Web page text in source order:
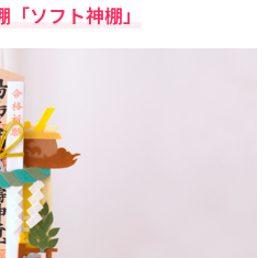
ソフト神棚」